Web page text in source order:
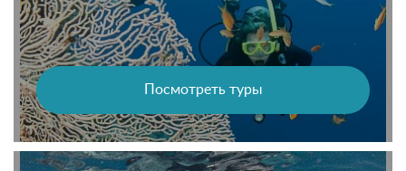
Посмотреть туры